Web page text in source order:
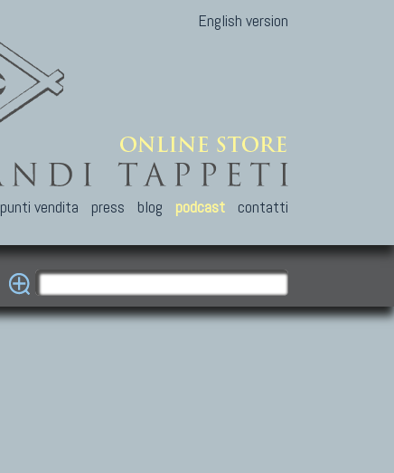
English version
punti vendita press blog podcast contatti